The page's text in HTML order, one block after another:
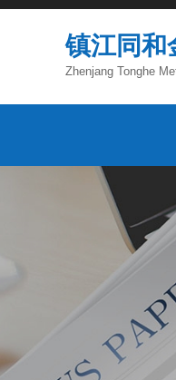
镇江同和
Zhenjang Tonghe